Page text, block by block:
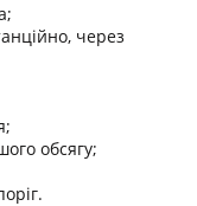
через
обсягу;